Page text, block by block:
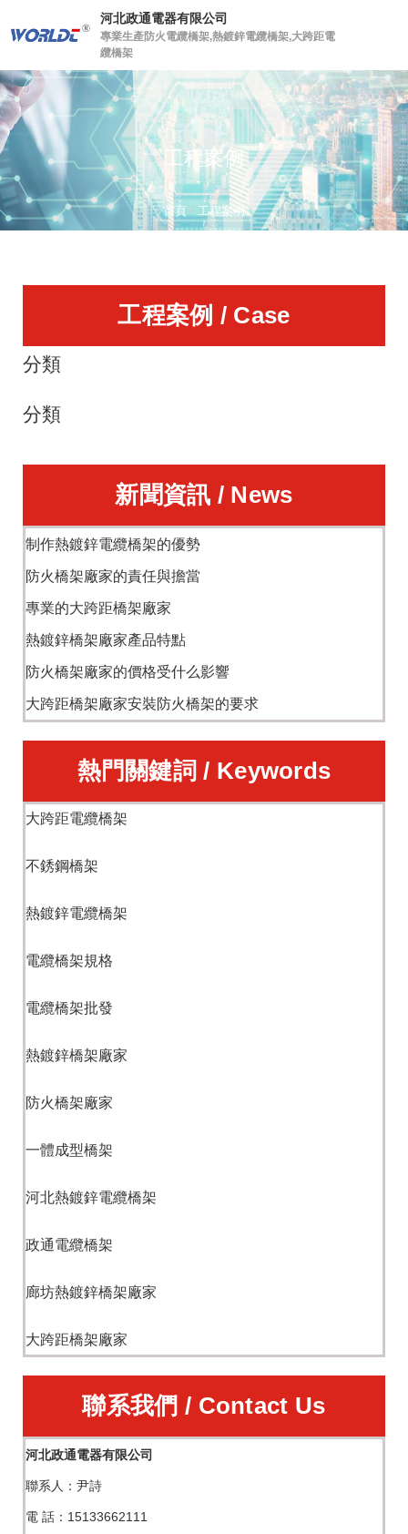
河北政通電器有限公司
專業生產防火電纜橋架,熱鍍鋅電纜橋架,大跨距電
纜橋架
工程案例
首頁 / 工程案例
工程案例 / Case
分類
分類
新聞資訊 / News
制作熱鍍鋅電纜橋架的優勢
防火橋架廠家的責任與擔當
專業的大跨距橋架廠家
熱鍍鋅橋架廠家產品特點
防火橋架廠家的價格受什么影響
大跨距橋架廠家安裝防火橋架的要求
熱門關鍵詞 / Keywords
大跨距電纜橋架
不銹鋼橋架
熱鍍鋅電纜橋架
電纜橋架規格
電纜橋架批發
熱鍍鋅橋架廠家
防火橋架廠家
一體成型橋架
河北熱鍍鋅電纜橋架
政通電纜橋架
廊坊熱鍍鋅橋架廠家
大跨距橋架廠家
聯系我們 / Contact Us
河北政通電器有限公司
聯系人：尹詩
電 話：15133662111